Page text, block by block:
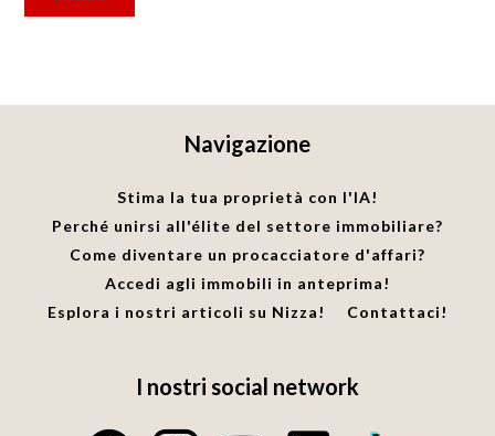
Navigazione
Stima la tua proprietà con l'IA!
Perché unirsi all'élite del settore immobiliare?
Come diventare un procacciatore d'affari?
Accedi agli immobili in anteprima!
Esplora i nostri articoli su Nizza!
Contattaci!
I nostri social network